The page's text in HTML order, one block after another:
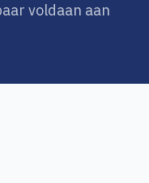
voldaan aan